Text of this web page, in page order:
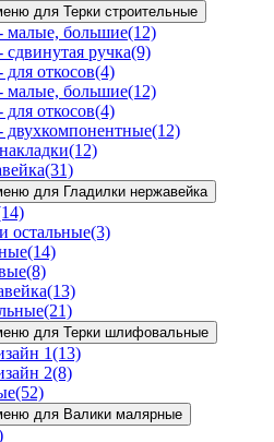
для Терки строительные
малые, большие(12)
ручка(9)
откосов(4)
малые, большие(12)
откосов(4)
двухкомпонентные(12)
(12)
(31)
для Гладилки нержавейка
остальные(3)
(14)
(8)
(13)
(21)
для Терки шлифовальные
1(13)
2(8)
(52)
для Валики малярные